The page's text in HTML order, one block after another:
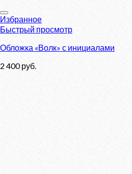
Избранное
Быстрый просмотр
Обложка «Волк» с инициалами
2 400руб.